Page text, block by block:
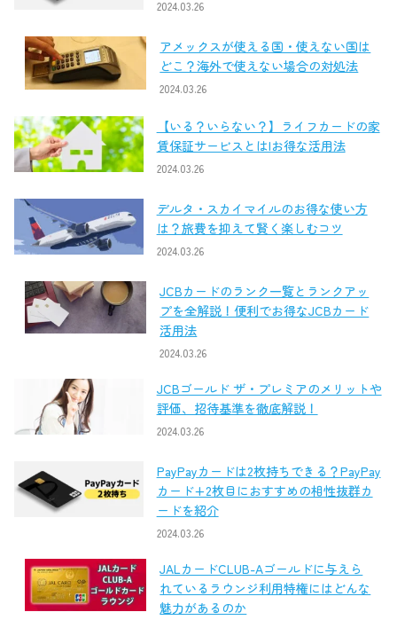
2024.03.26
アメックスが使える国・使えない国は
どこ？海外で使えない場合の対処法
2024.03.26
【いる？いらない？】ライフカードの家
賃保証サービスとは|お得な活用法
2024.03.26
デルタ・スカイマイルのお得な使い方
は？旅費を抑えて賢く楽しむコツ
2024.03.26
JCBカードのランク一覧とランクアッ
プを全解説！便利でお得なJCBカード
活用法
2024.03.26
JCBゴールド ザ・プレミアのメリットや
評価、招待基準を徹底解説！
2024.03.26
PayPayカードは2枚持ちできる？PayPay
カード+2枚目におすすめの相性抜群カ
ードを紹介
2024.03.26
JALカードCLUB-Aゴールドに与えら
れているラウンジ利用特権にはどんな
魅力があるのか